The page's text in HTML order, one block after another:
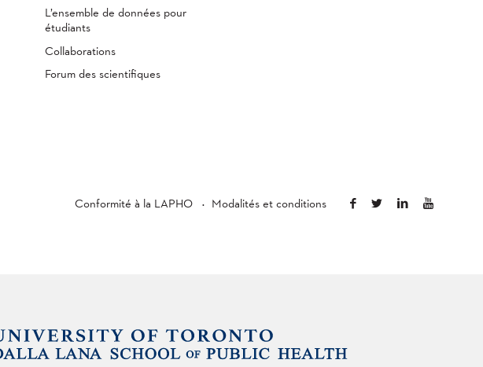
L’ensemble de données pour
étudiants
Collaborations
Forum des scientifiques
Conformité à la LAPHO Modalités et conditions